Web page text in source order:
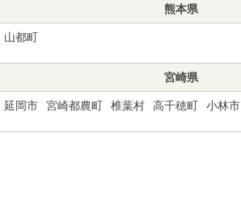
熊本県
山都町
宮崎県
延岡市 宮崎都農町 椎葉村 高千穂町 小林市